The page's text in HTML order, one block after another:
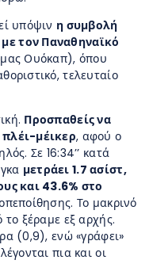
υπόψιν η συμβολή
τον Παναθηναϊκό
Ουόκαπ), όπου
τελευταίο
Προσπαθείς να
πλέι-μέικερ, αφού ο
Σε 16:34’’ κατά
μετράει 1.7 ασίστ,
και 43.6% στο
Το μακρινό
ξέραμε εξ αρχής.
(0,9), ενώ «γράφει»
πια και οι